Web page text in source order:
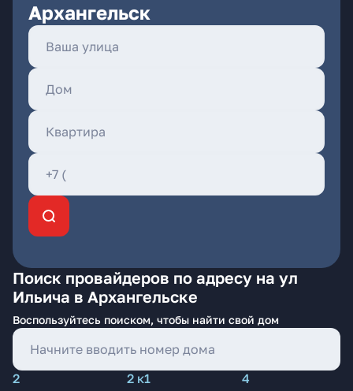
Архангельск
Поиск провайдеров по адресу на ул
Ильича в Архангельске
Воспользуйтесь поиском, чтобы найти свой дом
2 2 к1
4